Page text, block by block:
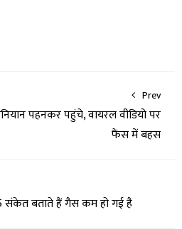
Prev
पहनकर पहुंचे, वायरल वीडियो पर
फैंस में बहस
संकेत बताते हैं गैस कम हो गई है